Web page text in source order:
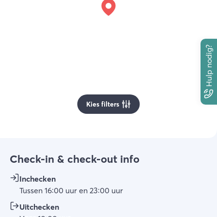
Hulp nodig?
Kies filters
Check-in & check-out info
Inchecken
Tussen 16:00 uur en 23:00 uur
Uitchecken